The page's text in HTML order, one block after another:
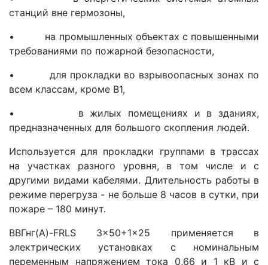
станций вне гермозоны,
• на промышленных объектах с повышенными
требованиями по пожарной безопасности,
• для прокладки во взрывоопасных зонах по
всем классам, кроме В1,
• в жилых помещениях и в зданиях,
предназначенных для большого скопления людей.
Используется для прокладки группами в трассах
на участках разного уровня, в том числе и с
другими видами кабелями. Длительность работы в
режиме перегруза - не больше 8 часов в сутки, при
пожаре – 180 минут.
ВВГнг(A)-FRLS 3x50+1x25 применяется в
электрических установках с номинальным
переменным напряжением тока 0,66 и 1 кВ и с